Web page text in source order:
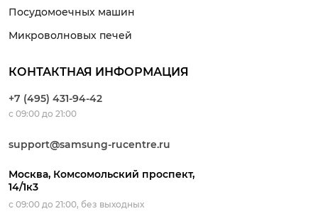
1-2 часа
2-4 часа
от 1 600 ₽
1-2 часа
от 1 400 ₽
Пищит
Посудомоечных машин
Микроволновых печей
КОНТАКТНАЯ ИНФОРМАЦИЯ
+7 (495) 431-94-42
с 09:00 до 21:00
support@samsung-rucentre.ru
Москва, Комсомольский проспект,
14/1к3
с 09:00 до 21:00, без выходных